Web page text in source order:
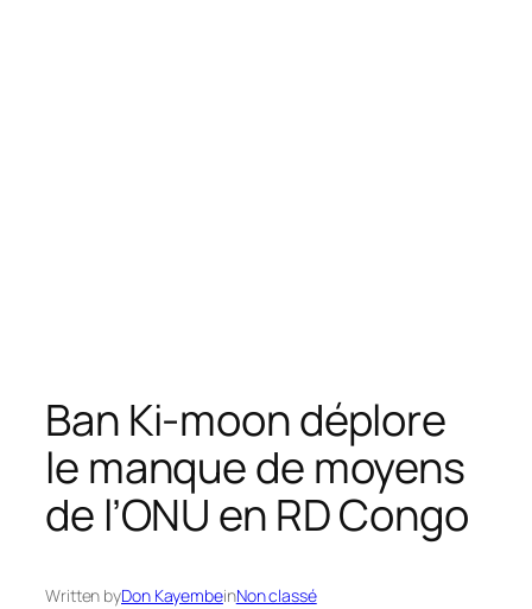
Ban Ki-moon déplore
le manque de moyens
de l’ONU en RD Congo
Written byDon KayembeinNon classé